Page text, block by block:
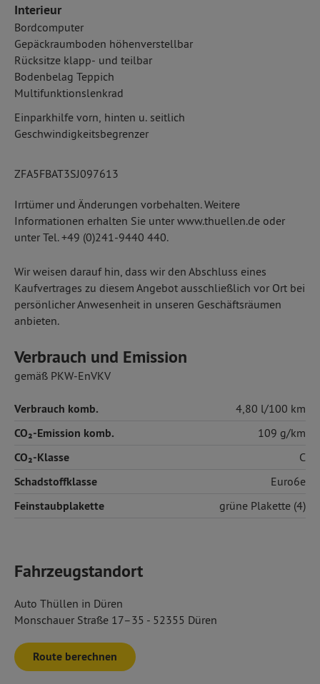
Interieur
Bordcomputer
Gepäckraumboden höhenverstellbar
Rücksitze klapp- und teilbar
Bodenbelag Teppich
Multifunktionslenkrad
Einparkhilfe vorn, hinten u. seitlich
Geschwindigkeitsbegrenzer
ZFA5FBAT3SJ097613
Irrtümer und Änderungen vorbehalten. Weitere
Informationen erhalten Sie unter www.thuellen.de oder
unter Tel. +49 (0)241-9440 440.
Wir weisen darauf hin, dass wir den Abschluss eines
Kaufvertrages zu diesem Angebot ausschließlich vor Ort bei
persönlicher Anwesenheit in unseren Geschäftsräumen
anbieten.
Verbrauch und Emission
gemäß PKW-EnVKV
Verbrauch komb. 4,80 l/100 km
CO₂-Emission komb. 109 g/km
CO₂-Klasse C
Schadstoffklasse Euro6e
Feinstaubplakette grüne Plakette (4)
Fahrzeugstandort
Auto Thüllen in Düren
Monschauer Straße 17–35 - 52355 Düren
Route berechnen